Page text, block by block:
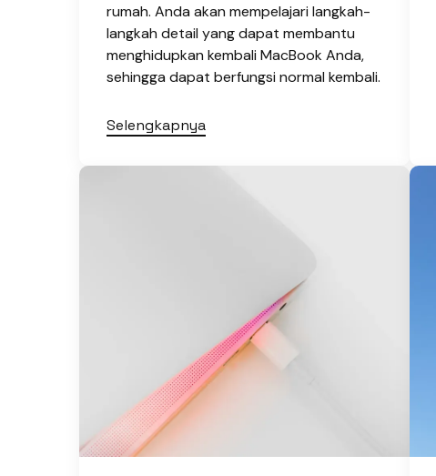
rumah. Anda akan mempelajari langkah-
langkah detail yang dapat membantu
menghidupkan kembali MacBook Anda,
sehingga dapat berfungsi normal kembali.
Selengkapnya